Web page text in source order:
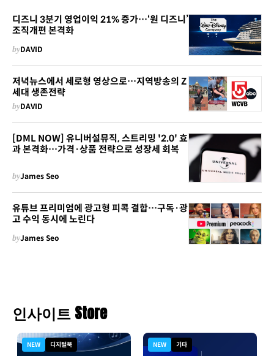
디즈니 3분기 영업이익 21% 증가…‘원 디즈니’
조직개편 본격화
byDAVID
저녁뉴스에서 세로형 영상으로…지역방송의 Z
세대 생존전략
byDAVID
[DML NOW] 유니버설뮤직, 스트리밍 '2.0' 효
과 본격화…가격·상품 전략으로 성장세 회복
byJames Seo
유튜브 프리미엄에 광고형 피콕 결합…구독·광
고 수익 동시에 노린다
byJames Seo
인사이트 Store
NEW 디지털북 NEW 기타